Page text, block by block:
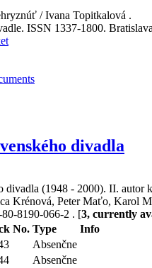
/ Ivana Topitkalová .
ISSN 1337-1800.
divadla
divadla (1948 - 2000). II. autor
Krénová, Peter Maťo, Karol
8190-066-2 . [3, currently
No. Type
Info
Absenčne
Absenčne